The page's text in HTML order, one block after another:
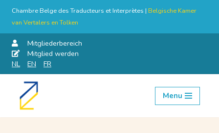
Chambre Belge des Traducteurs et Interprètes | Belgische Kamer
van Vertalers en Tolken
Mitgliederbereich
Mitglied werden
NL
EN FR
Skip
Menu